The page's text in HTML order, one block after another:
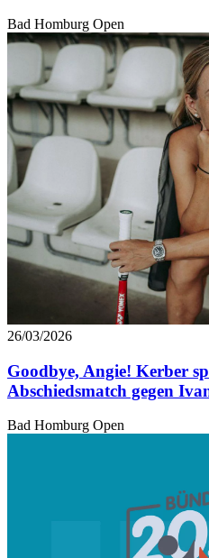
Bad Homburg Open
26/03/2026
Goodbye, Angie! Kerber
Abschiedsmatch gegen
Bad Homburg Open